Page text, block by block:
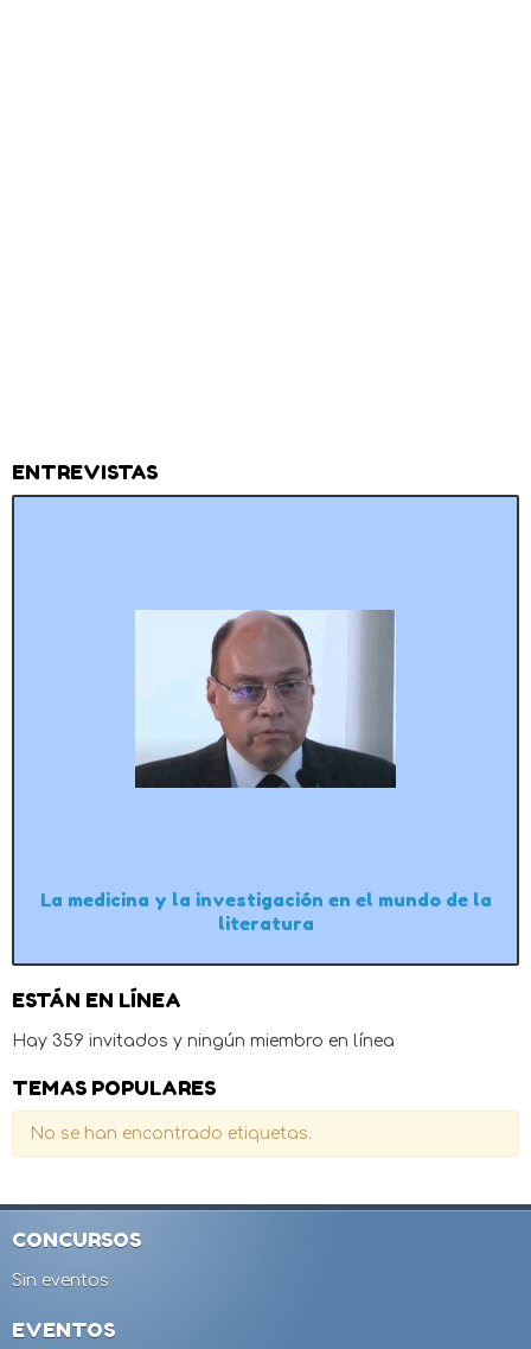
ENTREVISTAS
La medicina y la investigación en el mundo de la
literatura
ESTÁN EN LÍNEA
Hay 359 invitados y ningún miembro en línea
TEMAS POPULARES
No se han encontrado etiquetas.
CONCURSOS
Sin eventos
EVENTOS